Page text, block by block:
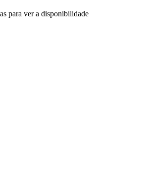
para ver a disponibilidade